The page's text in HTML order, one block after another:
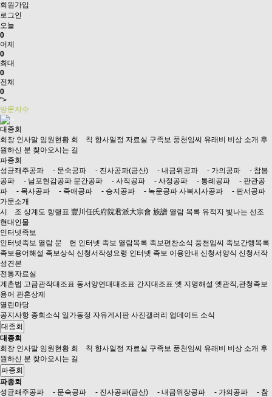
회원가입
로그인
오늘
0
어제
0
최대
0
전체
0
">
방문자수
대종회
회장 인사말 임원현황 회 칙 향사일정 자료실 구족보 풍천임씨 유래비 비상 소개 후
원하신 분 찾아오시는 길
파종회
성균좨주공파
- 문숙공파 - 진사공파(금산) - 내금위공파 - 가의공파
- 참봉
공파
- 남포현감공파 문간공파 - 사직공파 - 사정공파 - 통례공파
- 판관공
파
- 목사공파 - 죽애공파 - 승지공파 - 녹문공파 사복시사공파
- 판서공파
가문소개
시 조 상계도 항렬표 豐川任氏府院君派大宗會 族譜 열람 목록 유적지 빛나는 선조
현대인물
인터넷족보
인터넷족보 열람 문 헌 인터넷 족보 열람목록 족보편찬소식 풍천임씨 족보간행목록
족보용어해설 족보상식 신청서작성요령 인터넷 족보 이용안내 신청서양식 신청서작
성견본
전통자료실
계촌법 고금관작대조표 동서양연대대조표 간지대조표 옛 지명해설 옛관직,관청족보
용어 관혼상제
열린마당
공지사항 종회소식 일가동정 자유게시판 사진갤러리 업데이트 소식
대종회
대종회
회장 인사말 임원현황 회 칙 향사일정 자료실 구족보 풍천임씨 유래비 비상 소개 후
원하신 분 찾아오시는 길
파종회
파종회
성균좨주공파
- 문숙공파 - 진사공파(금산) - 내금위장공파 - 가의공파
- 참